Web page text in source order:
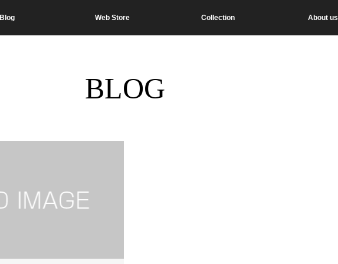
Blog Web Store Collection About us
BLOG